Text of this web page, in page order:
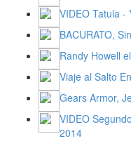
VIDEO Tatula -
BACURATO,
Randy Howell
Viaje al Salto
Gears Armor,
VIDEO
2014